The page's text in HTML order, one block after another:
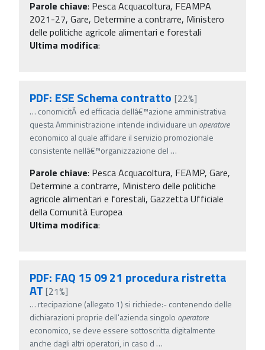
Parole chiave: Pesca Acquacoltura, FEAMPA
2021-27, Gare, Determine a contrarre, Ministero
delle politiche agricole alimentari e forestali
Ultima modifica:
PDF: ESE Schema contratto [22%]
… conomicitÃ ed efficacia dellâ€™azione amministrativa
questa Amministrazione intende individuare un operatore
economico al quale affidare il servizio promozionale
consistente nellâ€™organizzazione del …
Parole chiave: Pesca Acquacoltura, FEAMP, Gare,
Determine a contrarre, Ministero delle politiche
agricole alimentari e forestali, Gazzetta Ufficiale
della Comunità Europea
Ultima modifica:
PDF: FAQ 15 09 21 procedura ristretta
AT [21%]
… rtecipazione (allegato 1) si richiede:- contenendo delle
dichiarazioni proprie dell'azienda singolo operatore
economico, se deve essere sottoscritta digitalmente
anche dagli altri operatori, in caso d …